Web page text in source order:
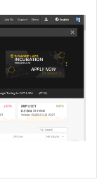
تداول
البتكوين